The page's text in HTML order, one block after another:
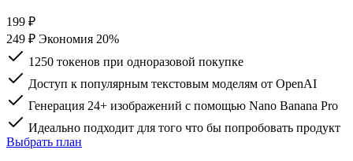
199 ₽
249 ₽ Экономия 20%
1250 токенов при одноразовой покупке
Доступ к популярным текстовым моделям от OpenAI
Генерация 24+ изображений с помощью Nano Banana Pro
Идеально подходит для того что бы попробовать продукт
Выбрать план